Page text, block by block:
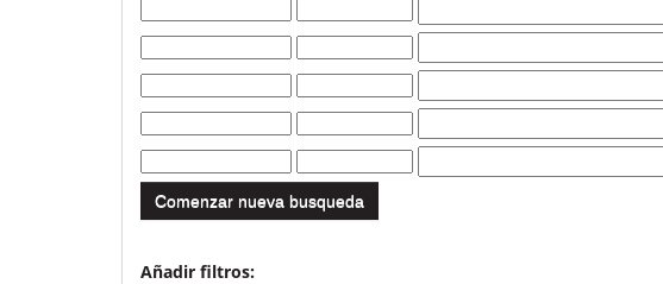
Comenzar nueva busqueda
Añadir filtros: